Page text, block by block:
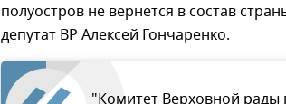
полуостров не вернется в состав
депутат ВР Алексей Гончаренко.
"Комитет Верховной рады